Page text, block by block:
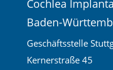
Cochlea
Baden-
Geschäftsstelle
Kernerstraße 45